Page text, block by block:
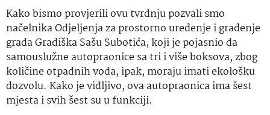
Kako bismo provjerili ovu tvrdnju pozvali smo
načelnika Odjeljenja za prostorno uređenje i građenje
grada Gradiška Sašu Subotića, koji je pojasnio da
samouslužne autopraonice sa tri i više boksova, zbog
količine otpadnih voda, ipak, moraju imati ekološku
dozvolu. Kako je vidljivo, ova autopraonica ima šest
mjesta i svih šest su u funkciji.